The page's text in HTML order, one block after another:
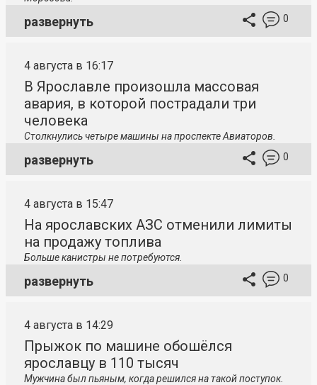
развернуть 0
4 августа в 16:17
В Ярославле произошла массовая
авария, в которой пострадали три
человека
Столкнулись четыре машины на проспекте Авиаторов.
развернуть 0
4 августа в 15:47
На ярославских АЗС отменили лимиты
на продажу топлива
Больше канистры не потребуются.
развернуть 0
4 августа в 14:29
Прыжок по машине обошёлся
ярославцу в 110 тысяч
Мужчина был пьяным, когда решился на такой поступок.